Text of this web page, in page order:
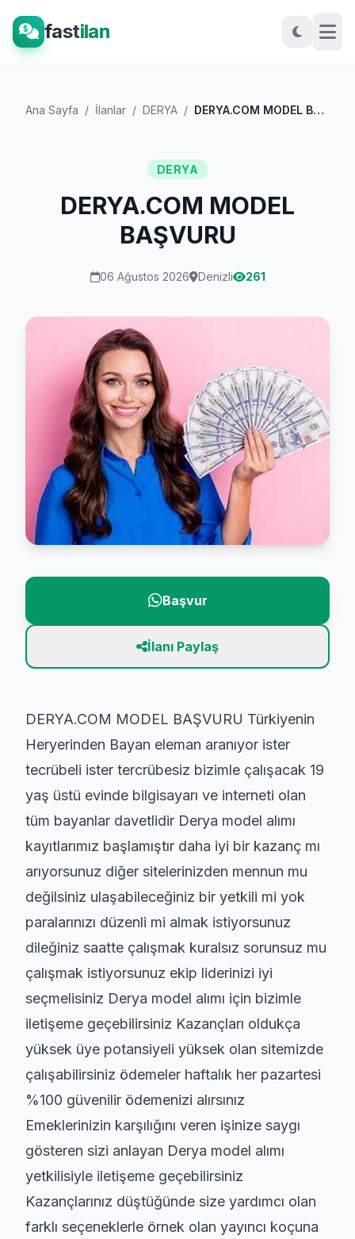
fastilan
Ana Sayfa / İlanlar / DERYA / DERYA.COM MODEL BAŞVURU
DERYA
DERYA.COM MODEL
BAŞVURU
06 Ağustos 2026 Denizli 261
Başvur
İlanı Paylaş
DERYA.COM MODEL BAŞVURU Türkiyenin
Heryerinden Bayan eleman aranıyor ister
tecrübeli ister tercrübesiz bizimle çalışacak 19
yaş üstü evinde bilgisayarı ve interneti olan
tüm bayanlar davetlidir Derya model alımı
kayıtlarımız başlamıştır daha iyi bir kazanç mı
arıyorsunuz diğer sitelerinizden mennun mu
değilsiniz ulaşabileceğiniz bir yetkili mi yok
paralarınızı düzenli mi almak istiyorsunuz
dileğiniz saatte çalışmak kuralsız sorunsuz mu
çalışmak istiyorsunuz ekip liderinizi iyi
seçmelisiniz Derya model alımı için bizimle
iletişeme geçebilirsiniz Kazançları oldukça
yüksek üye potansiyeli yüksek olan sitemizde
çalışabilirsiniz ödemeler haftalık her pazartesi
%100 güvenilir ödemenizi alırsınız
Emeklerinizin karşılığını veren işinize saygı
gösteren sizi anlayan Derya model alımı
yetkilisiyle iletişeme geçebilirsiniz
Kazançlarınız düştüğünde size yardımcı olan
farklı seçeneklerle örnek olan yayıncı koçuna